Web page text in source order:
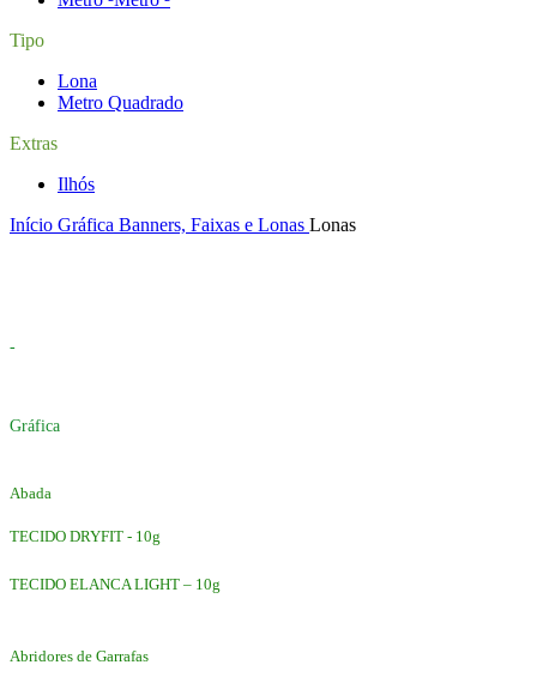
Tipo
Lona
Metro Quadrado
Extras
Ilhós
Início Gráfica Banners, Faixas e Lonas Lonas
-
Gráfica
Abada
TECIDO DRYFIT - 10g
TECIDO ELANCA LIGHT – 10g
Abridores de Garrafas